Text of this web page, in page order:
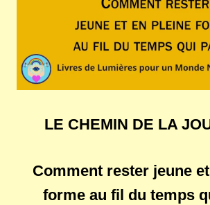
LE CHEMIN DE LA
Comment rester jeune
forme au fil du temps